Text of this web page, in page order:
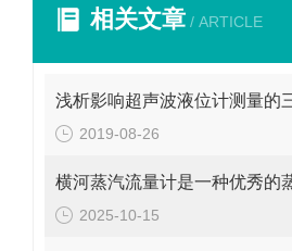
相关文章 / ARTICLE
2019-08-26
2025-10-15